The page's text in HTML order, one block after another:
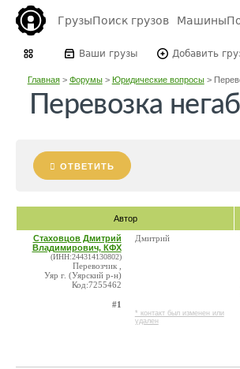
ГрузыПоиск грузов Машины
Ваши грузы Добавить
Главная> Форумы> Юридические вопросы>
Перевозка
ОТВЕТИТЬ
Автор
Стаховцов Дмитрий
Владимирович, КФХ
(ИНН:244314130802)
Перевозчик ,
Уяр г. (Уярский р-н)
Код:7255462
#1
Дмитрий
* контакт был изменен или
удален